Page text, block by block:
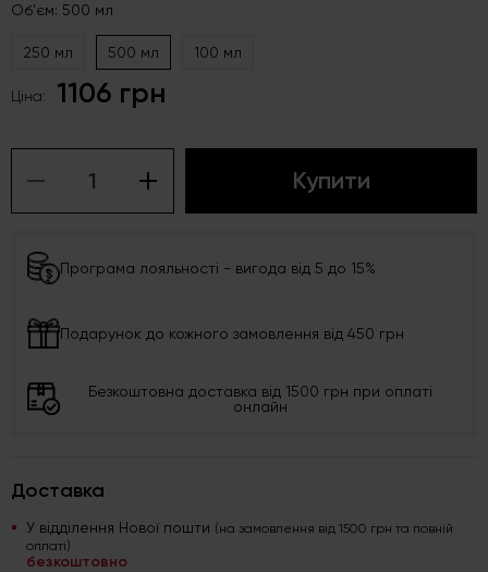
Об'єм: 500 мл
250 мл 500 мл 100 мл
Ціна: 1106 грн
Купити
Програма лояльності - вигода від 5 до 15%
Подарунок до кожного замовлення від 450 грн
Безкоштовна доставка від 1500 грн при оплаті
онлайн
Доставка
У відділення Нової пошти (на замовлення від 1500 грн та повній
оплаті)
безкоштовно